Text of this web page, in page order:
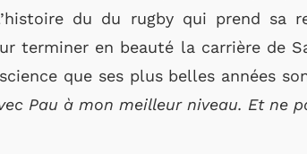
du du rugby qui prend sa
terminer en beauté la carrière de
que ses plus belles années
Pau à mon meilleur niveau. Et ne